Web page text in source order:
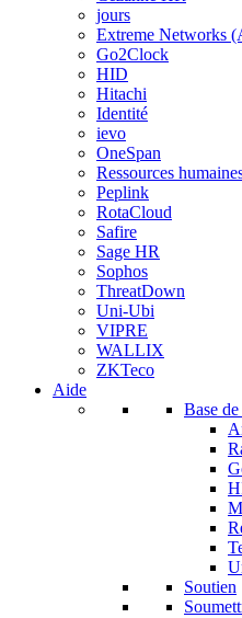
jours
Extreme Networks
Go2Clock
HID
Hitachi
Identité
ievo
OneSpan
Ressources
Peplink
RotaCloud
Safire
Sage HR
Sophos
ThreatDown
Uni-Ubi
VIPRE
WALLIX
ZKTeco
Aide
Base
Soutien